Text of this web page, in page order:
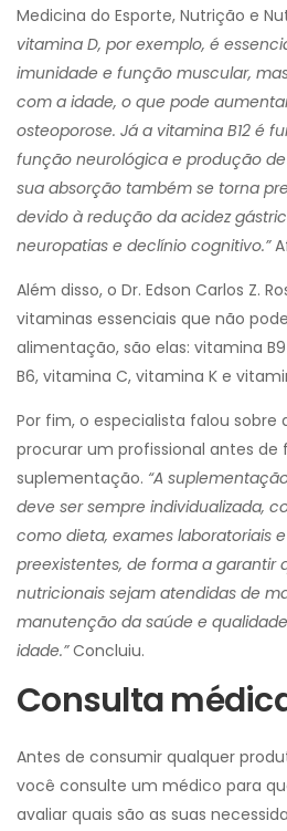
Medicina do Esporte, Nutrição e
vitamina D, por exemplo, é
imunidade e função muscular,
com a idade, o que pode
osteoporose. Já a vitamina B12 é
função neurológica e produção
sua absorção também se torna
devido à redução da acidez
neuropatias e declínio cognitivo.”
Além disso, o Dr. Edson Carlos Z.
vitaminas essenciais que não
alimentação, são elas: vitamina
B6, vitamina C, vitamina K e
Por fim, o especialista falou sobre
procurar um profissional antes de
suplementação. “A
deve ser sempre individualizada,
como dieta, exames laboratoriais
preexistentes, de forma a garantir
nutricionais sejam atendidas de
manutenção da saúde e
idade.”Concluiu.
Consulta
Antes de consumir qualquer
você consulte um médico para
avaliar quais são as suas